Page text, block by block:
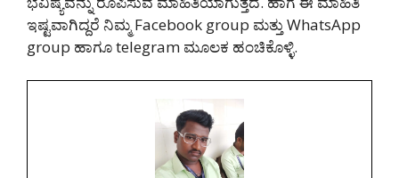
ಇಷ್ಟವಾಗಿದ್ದರೆ ನಿಮ್ಮ Facebook group ಮತ್ತು WhatsApp
group ಹಾಗೂ telegram ಮೂಲಕ ಹಂಚಿಕೊಳ್ಳಿ.